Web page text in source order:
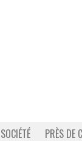
SOCIÉTÉ PRÈS DE